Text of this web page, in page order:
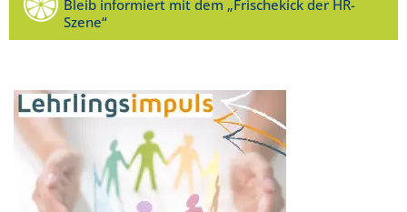
Bleib informiert mit dem „Frischekick der HR-
Szene“